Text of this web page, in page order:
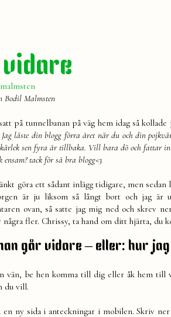
Bodil Malmsten
på tunnelbanan på väg hem idag så
Jag läste din blogg förra året när du och din
sen fyra år tillbaka. Vill bara dö och fattar
ensam? tack för så bra blogg<3
göra ett sådant inlägg tidigare, men
är ju liksom så långt bort och jag är
ovan, så satte jag mig ned och skrev
fler. Chrissy, ta hand om ditt hjärta, du
går vidare – eller: hur
vän, be hen komma till dig eller åk hem till
du vill.
en ny sida i anteckningar i mobilen. Skriv